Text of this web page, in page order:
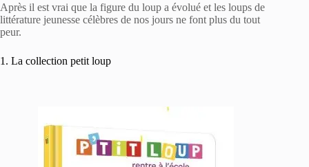
Après il est vrai que la figure du loup a évolué et les loups de
littérature jeunesse célèbres de nos jours ne font plus du tout
peur.
1. La collection petit loup